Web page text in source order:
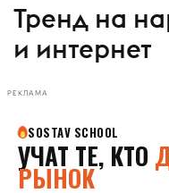
Тренд на
и интернет
РЕКЛАМА